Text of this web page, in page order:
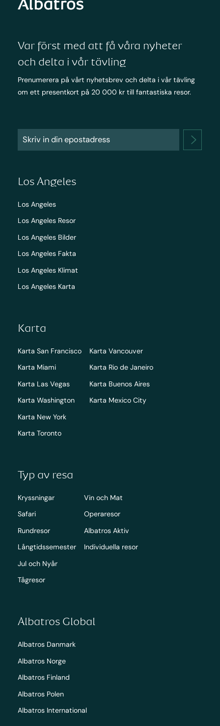
Var först med att få våra nyheter
och delta i vår tävling
Prenumerera på vårt nyhetsbrev och delta i vår tävling
om ett presentkort på 20 000 kr till fantastiska resor.
Los Angeles
Los Angeles
Los Angeles Resor
Los Angeles Bilder
Los Angeles Fakta
Los Angeles Klimat
Los Angeles Karta
Karta
Karta San Francisco
Karta Miami
Karta Las Vegas
Karta Washington
Karta New York
Karta Toronto
Karta Vancouver
Karta Rio de Janeiro
Karta Buenos Aires
Karta Mexico City
Typ av resa
Kryssningar
Safari
Rundresor
Långtidssemester
Jul och Nyår
Tågresor
Vin och Mat
Operaresor
Albatros Aktiv
Individuella resor
Albatros Global
Albatros Danmark
Albatros Norge
Albatros Finland
Albatros Polen
Albatros International